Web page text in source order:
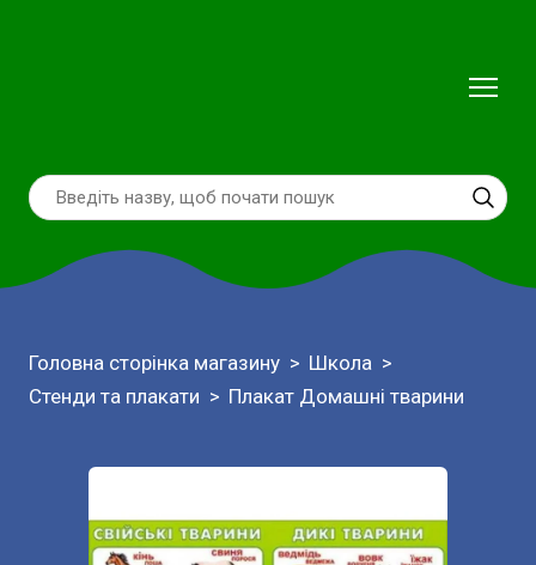
Головна сторінка магазину
Школа
Стенди та плакати
Плакат Домашні тварини